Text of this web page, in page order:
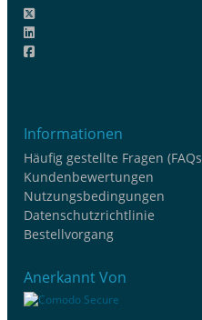
Informationen
Häufig gestellte Fragen
Kundenbewertungen
Nutzungsbedingungen
Datenschutzrichtlinie
Bestellvorgang
Anerkannt Von